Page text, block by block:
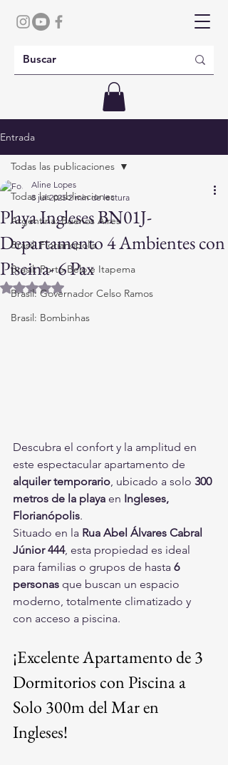
Entrada
Todas las publicaciones
Argentina: Buenos Aires
Brasil: Florianópolis
Brasil: Porto Belo e Itapema
Brasil: Governador Celso Ramos
Brasil: Bombinhas
Todas las publicaciones
Playa Ingleses BN01J-
Departamento 4 Ambientes con
Piscina- 6 Pax
Aline Lopes
8 jul 2025 2 min de lectura
Obtuvo NaN de 5 estrellas.
Descubra el confort y la amplitud en
este espectacular apartamento de
alquiler temporario, ubicado a solo 300
metros de la playa en Ingleses,
Florianópolis.
Situado en la Rua Abel Álvares Cabral
Júnior 444, esta propiedad es ideal
para familias o grupos de hasta 6
personas que buscan un espacio
moderno, totalmente climatizado y
con acceso a piscina.
¡Excelente Apartamento de 3
Dormitorios con Piscina a
Solo 300m del Mar en
Ingleses!